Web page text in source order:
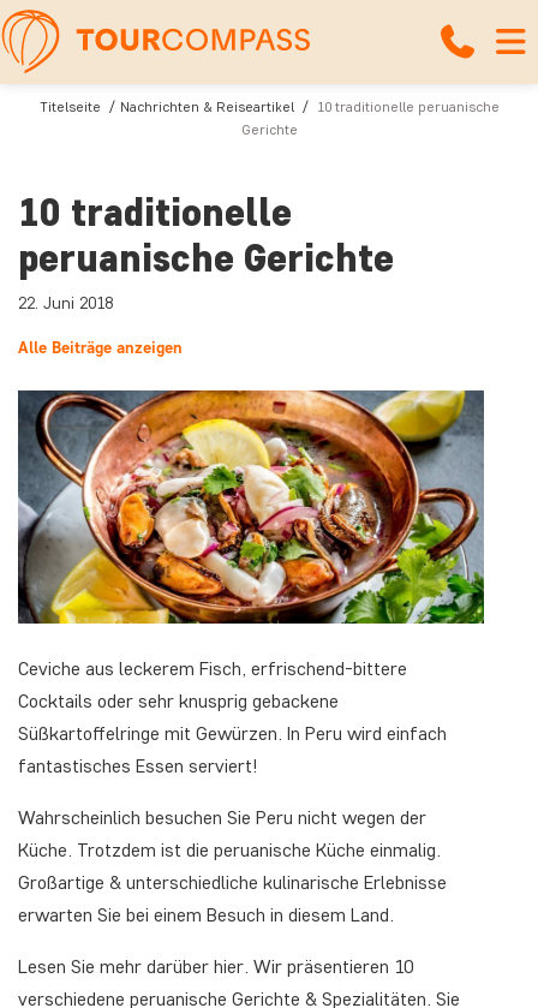
Titelseite Nachrichten & Reiseartikel
10 traditionelle peruanische
Gerichte
10 traditionelle
peruanische Gerichte
22. Juni 2018
Alle Beiträge anzeigen
Ceviche aus leckerem Fisch, erfrischend-bittere
Cocktails oder sehr knusprig gebackene
Süßkartoffelringe mit Gewürzen. In Peru wird einfach
fantastisches Essen serviert!
Wahrscheinlich besuchen Sie Peru nicht wegen der
Küche. Trotzdem ist die peruanische Küche einmalig.
Großartige & unterschiedliche kulinarische Erlebnisse
erwarten Sie bei einem Besuch in diesem Land.
Lesen Sie mehr darüber hier. Wir präsentieren 10
verschiedene peruanische Gerichte & Spezialitäten. Sie